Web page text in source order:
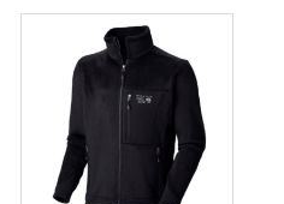
羽绒服